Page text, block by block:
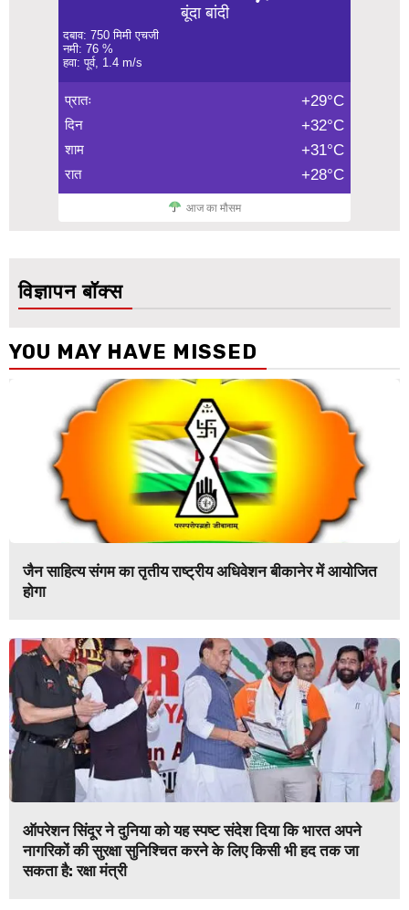
बूंदा बांदी
दबाव: 750 मिमी एचजी
नमी: 76 %
हवा: पूर्व, 1.4 m/s
प्रातः +29°C
दिन +32°C
शाम +31°C
रात +28°C
आज का मौसम
विज्ञापन बॉक्स
YOU MAY HAVE MISSED
जैन साहित्य संगम का तृतीय राष्ट्रीय अधिवेशन बीकानेर में आयोजित
होगा
ऑपरेशन सिंदूर ने दुनिया को यह स्पष्ट संदेश दिया कि भारत अपने
नागरिकों की सुरक्षा सुनिश्चित करने के लिए किसी भी हद तक जा
सकता है: रक्षा मंत्री